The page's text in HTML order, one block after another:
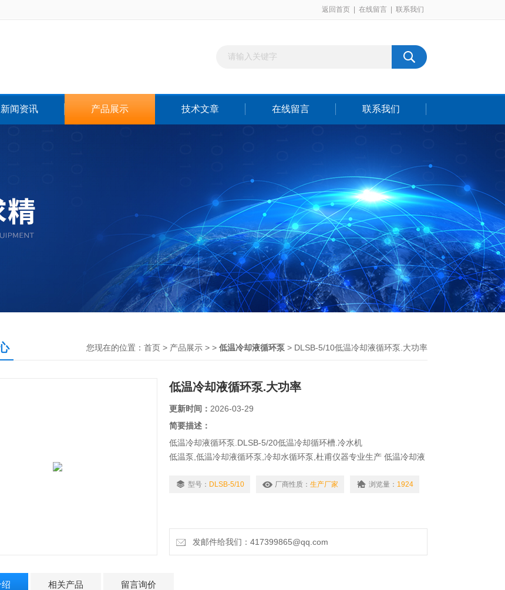
返回首页 在线留言 联系我们
新闻资讯 产品展示 技术文章 在线留言 联系我们
您现在的位置： 首页 > 产品展示 > > 低温冷却液循环泵 > DLSB-5/10低温冷却液循环泵.大功率
低温冷却液循环泵.大功率
更新时间： 2026-03-29
简要描述：
低温冷却液循环泵.DLSB-5/20低温冷却循环槽.冷水机
低温泵,低温冷却液循环泵,冷却水循环泵,杜甫仪器专业生产 低温冷却液
体、低温水浴的作用。结合旋转蒸发器，真空冷冻干燥箱、循环水式真
型号： DLSB-5/10 厂商性质： 生产厂家 浏览量： 1924
发邮件给我们：417399865@qq.com
相关产品 留言询价